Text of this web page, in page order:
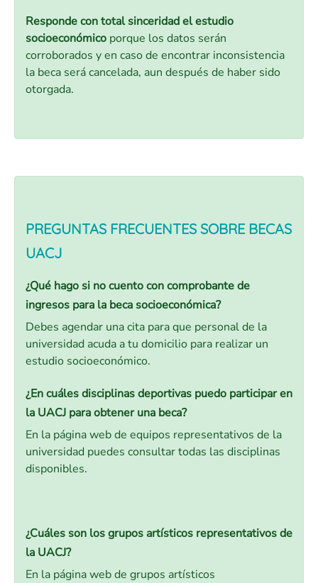
Responde con total sinceridad el estudio
socioeconómico porque los datos serán
corroborados y en caso de encontrar inconsistencia
la beca será cancelada, aun después de haber sido
otorgada.
PREGUNTAS FRECUENTES SOBRE BECAS
UACJ
¿Qué hago si no cuento con comprobante de
ingresos para la beca socioeconómica?
Debes agendar una cita para que personal de la
universidad acuda a tu domicilio para realizar un
estudio socioeconómico.
¿En cuáles disciplinas deportivas puedo participar en
la UACJ para obtener una beca?
En la página web de equipos representativos de la
universidad puedes consultar todas las disciplinas
disponibles.
¿Cuáles son los grupos artísticos representativos de
la UACJ?
En la página web de grupos artísticos